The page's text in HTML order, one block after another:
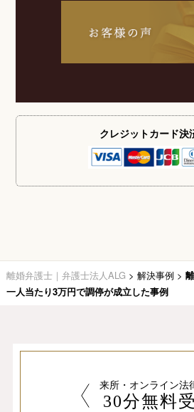
クレジットカード決
離婚弁護士｜弁護士法人ALG > 解決事例 >
一人当たり3万円で調停が成立した事例
来所・オンライン法
30分無料